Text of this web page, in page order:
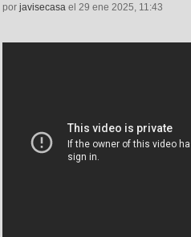
por javisecasa el 29 ene 2025, 11:43